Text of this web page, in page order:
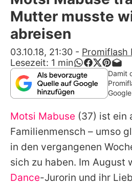
Alle Themen auf
App
Team
Redaktionelle
Utiq
Mutter musste
abreisen
03.10.18, 21:30 - Promiflash
Lesezeit: 1 min
Damit
Motsi Mabuse (37) ist ein
Familienmensch – umso
in den vergangenen
sich zu haben. Im August
Dance-Jurorin und ihr